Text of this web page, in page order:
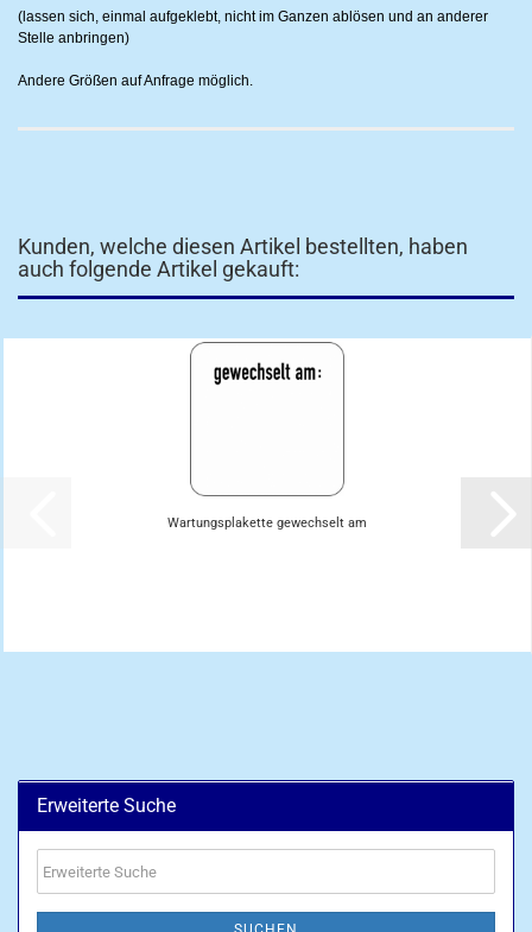
(lassen sich, einmal aufgeklebt, nicht im Ganzen ablösen und an anderer
Stelle anbringen)
Andere Größen auf Anfrage möglich.
Kunden, welche diesen Artikel bestellten, haben
auch folgende Artikel gekauft:
Wartungsplakette gewechselt am
Erweiterte Suche
Suche